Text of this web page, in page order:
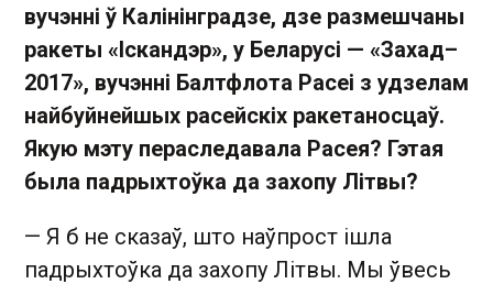
вучэнні ў Калінінградзе, дзе размешчаны
ракеты «Іскандэр», у Беларусі — «Захад–
2017», вучэнні Балтфлота Расеі з удзелам
найбуйнейшых расейскіх ракетаносцаў.
Якую мэту пераследавала Расея? Гэтая
была падрыхтоўка да захопу Літвы?
— Я б не сказаў, што наўпрост ішла
падрыхтоўка да захопу Літвы. Мы ўвесь